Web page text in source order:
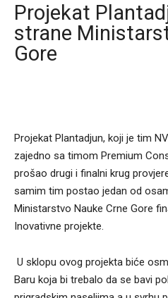
Projekat
strane
Gore
Projekat Plantadjun, koji je tim
zajedno sa timom Premium
prošao drugi i finalni krug
samim tim postao jedan od
Ministarstvo Nauke Crne Gore
Inovativne projekte.
U sklopu ovog projekta biće
Baru koja bi trebalo da se bavi